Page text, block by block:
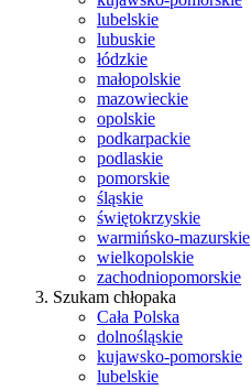
lubelskie
lubuskie
łódzkie
małopolskie
mazowieckie
opolskie
podkarpackie
podlaskie
pomorskie
śląskie
świętokrzyskie
warmińsko-mazurskie
wielkopolskie
zachodniopomorskie
Szukam chłopaka
Cała Polska
dolnośląskie
kujawsko-pomorskie
lubelskie